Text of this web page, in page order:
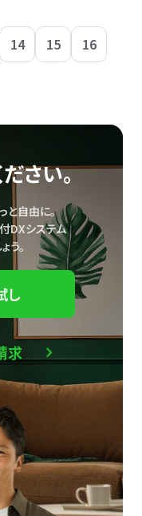
14 15 16
さい。
と自由に。
DXシステム
う。
し
求